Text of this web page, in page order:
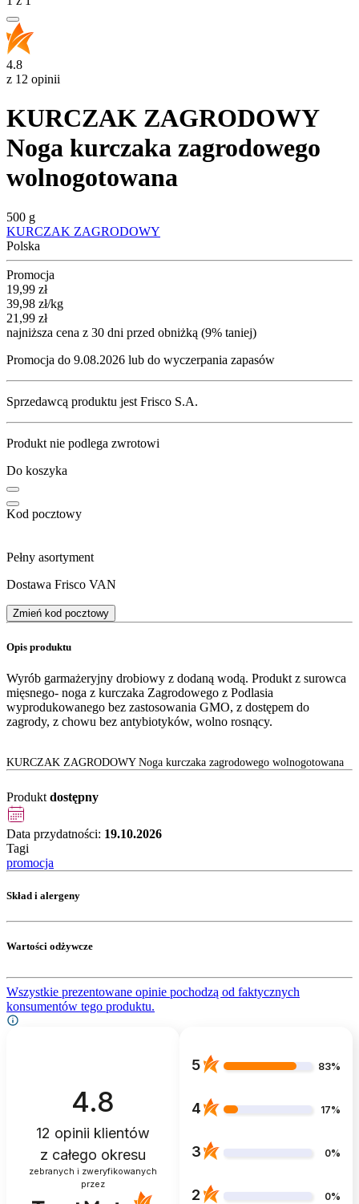
4.8
z 12 opinii
KURCZAK ZAGRODOWY
Noga kurczaka zagrodowego
wolnogotowana
500 g
KURCZAK ZAGRODOWY
Polska
Promocja
Cena promocyjna
19,99 zł
39,98 zł/kg
21,99 zł
najniższa cena z 30 dni przed obniżką (9% taniej)
Promocja do 9.08.2026 lub do wyczerpania zapasów
Sprzedawcą produktu jest Frisco S.A.
Produkt nie podlega zwrotowi
Do koszyka
Kod pocztowy
Pełny asortyment
Dostawa Frisco VAN
Zmień kod pocztowy
Opis produktu
Wyrób garmażeryjny drobiowy z dodaną wodą. Produkt z surowca
mięsnego- noga z kurczaka Zagrodowego z Podlasia
wyprodukowanego bez zastosowania GMO, z dostępem do
zagrody, z chowu bez antybiotyków, wolno rosnący.
KURCZAK ZAGRODOWY Noga kurczaka zagrodowego wolnogotowana
Produkt dostępny
Data przydatności: 19.10.2026
Tagi
promocja
Skład i alergeny
Wartości odżywcze
Wszystkie prezentowane opinie pochodzą od faktycznych
konsumentów tego produktu.
4.8
12 opinii klientów
z całego okresu
zebranych i zweryfikowanych
przez
5 83%
4 17%
3 0%
2 0%